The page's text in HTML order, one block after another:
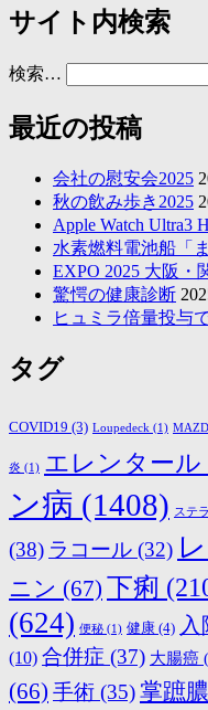
サイト内検索
検索…
最近の投稿
会社の慰安会2025
秋の飲み歩き2025
Apple Watch Ultra3
水素燃料電池船「
EXPO 2025 大阪・
驚愕の健康診断
ヒュミラ倍量投与
タグ
COVID19 (3) Loupedeck (1)
炎 (1) エレンタール
ン病 (1408) ステ
(38) ラコール (32)
ニン (67) 下痢
(624) 便秘 (1) 健康 (4) 入
(10) 合併症 (37) 大腸癌
(66) 手術 (35)掌蹠